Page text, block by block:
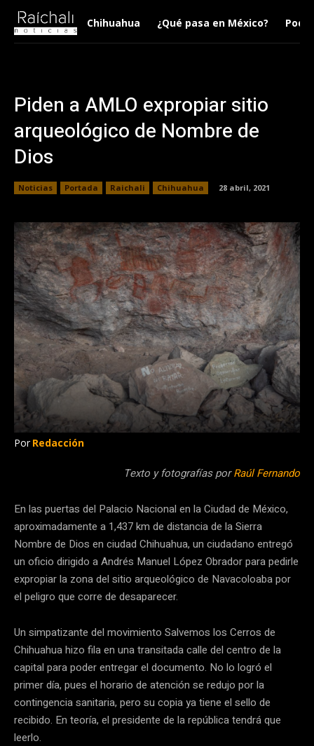
Chihuahua ¿Qué pasa en México?
Piden a AMLO expropiar sitio
arqueológico de Nombre de
Dios
Noticias Portada Raichali Chihuahua 28 abril, 2021
Por Redacción
Texto y fotografías porRaúl Fernando
En las puertas del Palacio Nacional en la Ciudad de México,
aproximadamente a 1,437 km de distancia de la Sierra
Nombre de Dios en ciudad Chihuahua, un ciudadano entregó
un oficio dirigido a Andrés Manuel López Obrador para pedirle
expropiar la zona del sitio arqueológico de Navacoloaba por
el peligro que corre de desaparecer.
Un simpatizante del movimiento Salvemos los Cerros de
Chihuahua hizo fila en una transitada calle del centro de la
capital para poder entregar el documento. No lo logró el
primer día, pues el horario de atención se redujo por la
contingencia sanitaria, pero su copia ya tiene el sello de
recibido. En teoría, el presidente de la república tendrá que
leerlo.